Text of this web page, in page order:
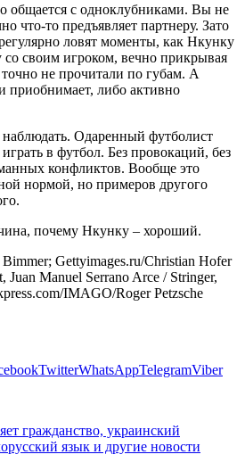
общается с одноклубниками. Вы не
что-то предъявляет партнеру. Зато
ловят моменты, как Нкунку
со своим игроком, вечно прикрывая
не прочитали по губам. А
приобнимает, либо активно
Одаренный футболист
в футбол. Без провокаций, без
конфликтов. Вообще это
нормой, но примеров другого
почему Нкунку – хороший.
Gettyimages.ru/Christian Hofer
Juan Manuel Serrano Arce / Stringer,
IMAGO/Roger Petzsche
TwitterWhatsAppTelegramViber
гражданство, украинский
язык и другие новости